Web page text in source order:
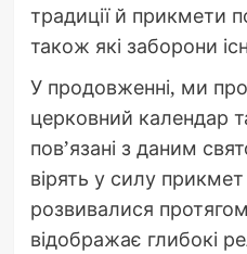
традиції й прикмети
також які заборони
У продовженні, ми
церковний календар
пов’язані з даним
вірять у силу прикмет
розвивалися
відображає глибокі